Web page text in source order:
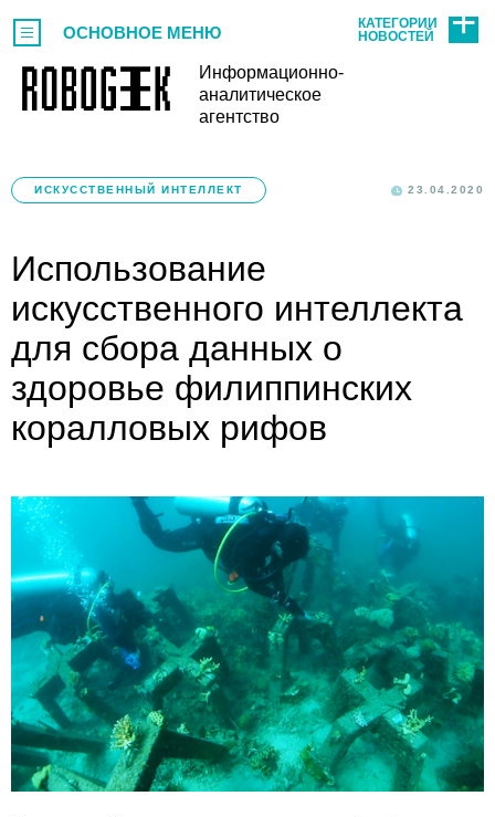
Информационно-
аналитическое
агентство
ОСНОВНОЕ МЕНЮ
КАТЕГОРИИ
НОВОСТЕЙ
ИСКУССТВЕННЫЙ ИНТЕЛЛЕКТ 23.04.2020
Использование
искусственного интеллекта
для сбора данных о
здоровье филиппинских
коралловых рифов